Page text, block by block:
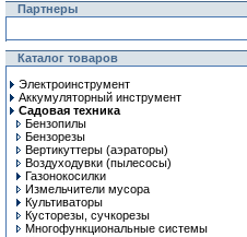
Партнеры
Каталог товаров
Электроинструмент
Аккумуляторный инструмент
Садовая техника
Бензопилы
Бензорезы
Вертикуттеры (аэраторы)
Воздуходувки (пылесосы)
Газонокосилки
Измельчители мусора
Культиваторы
Кусторезы, сучкорезы
Многофункциональные системы